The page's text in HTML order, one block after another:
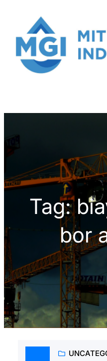
content
Tag:
bor